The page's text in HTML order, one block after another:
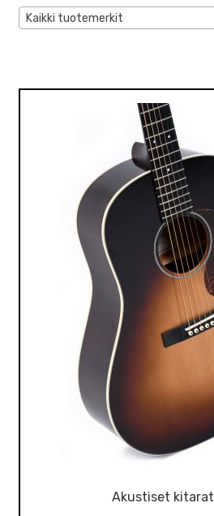
TARJOUKSET
Kaikki tuotemerkit
Akustiset kitarat